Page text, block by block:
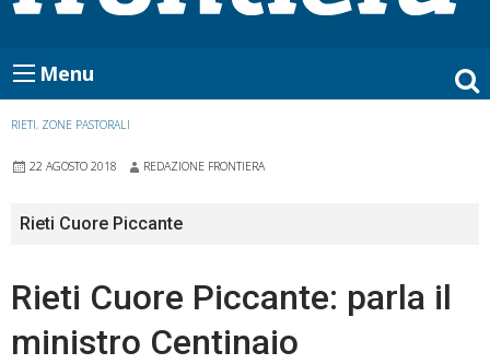
Menu
RIETI, ZONE PASTORALI
22 AGOSTO 2018 REDAZIONE FRONTIERA
Rieti Cuore Piccante
Rieti Cuore Piccante: parla il
ministro Centinaio